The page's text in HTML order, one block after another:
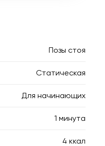
Позы стоя
Статическая
Для начинающих
1 минута
4 ккал